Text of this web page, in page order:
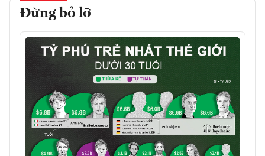
Đừng bỏ lỡ